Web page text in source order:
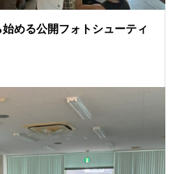
める公開フォトシューティ